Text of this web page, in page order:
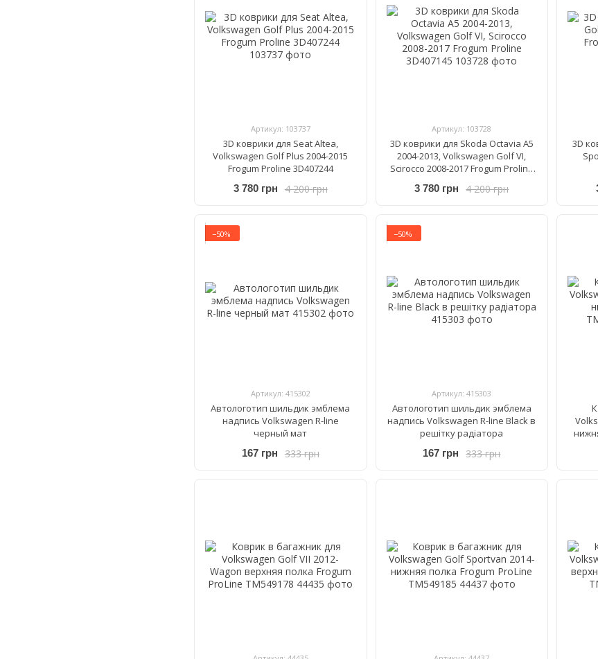
Артикул: 103737
3D коврики для Seat Altea,
Volkswagen Golf Plus 2004-2015
Frogum Proline 3D407244
4 200 грн
3 780 грн
Артикул: 103728
3D коврики для Skoda Octavia A5
2004-2013, Volkswagen Golf VI,
Scirocco 2008-2017 Frogum Proline
4 200 грн
3 780 грн
3D
−50%
Артикул: 415302
Автологотип шильдик эмблема
надпись Volkswagen R-line
черный мат
333 грн
167 грн
−50%
Артикул: 415303
Автологотип шильдик эмблема
надпись Volkswagen R-line Black в
решітку радіатора
333 грн
167 грн